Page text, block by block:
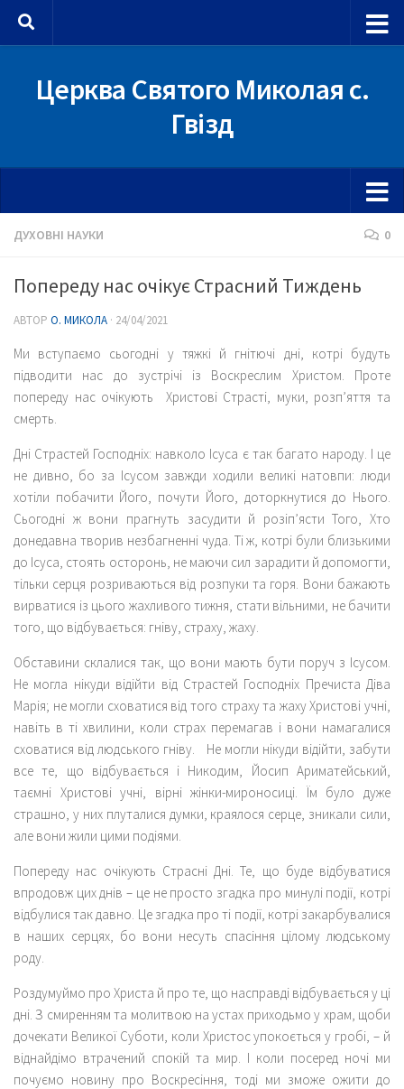
Skip to content
Церква Святого Миколая с.
Гвізд
ДУХОВНІ НАУКИ 0
Попереду нас очікує Страсний Тиждень
АВТОР О. МИКОЛА · 24/04/2021
Ми вступаємо сьогодні у тяжкі й гнітючі дні, котрі будуть
підводити нас до зустрічі із Воскреслим Христом. Проте
попереду нас очікують Христові Страсті, муки, розп’яття та
смерть.
Дні Страстей Господніх: навколо Ісуса є так багато народу. І це
не дивно, бо за Ісусом завжди ходили великі натовпи: люди
хотіли побачити Його, почути Його, доторкнутися до Нього.
Сьогодні ж вони прагнуть засудити й розіп’ясти Того, Хто
донедавна творив незбагненні чуда. Ті ж, котрі були близькими
до Ісуса, стоять осторонь, не маючи сил зарадити й допомогти,
тільки серця розриваються від розпуки та горя. Вони бажають
вирватися із цього жахливого тижня, стати вільними, не бачити
того, що відбувається: гніву, страху, жаху.
Обставини склалися так, що вони мають бути поруч з Ісусом.
Не могла нікуди відійти від Страстей Господніх Пречиста Діва
Марія; не могли сховатися від того страху та жаху Христові учні,
навіть в ті хвилини, коли страх перемагав і вони намагалися
сховатися від людського гніву. Не могли нікуди відійти, забути
все те, що відбувається і Никодим, Йосип Ариматейський,
таємні Христові учні, вірні жінки-мироносиці. Їм було дуже
страшно, у них плуталися думки, краялося серце, зникали сили,
але вони жили цими подіями.
Попереду нас очікують Страсні Дні. Те, що буде відбуватися
впродовж цих днів – це не просто згадка про минулі події, котрі
відбулися так давно. Це згадка про ті події, котрі закарбувалися
в наших серцях, бо вони несуть спасіння цілому людському
роду.
Роздумуймо про Христа й про те, що насправді відбувається у ці
дні. З смиренням та молитвою на устах приходьмо у храм, щоби
дочекати Великої Суботи, коли Христос упокоється у гробі, – й
віднайдімо втрачений спокій та мир. І коли посеред ночі ми
почуємо новину про Воскресіння, тоді ми зможе ожити до